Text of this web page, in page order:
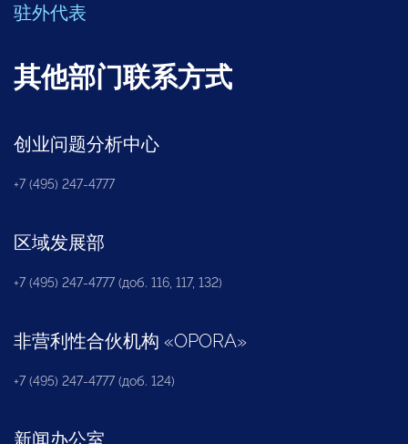
驻外代表
其他部门联系方式
创业问题分析中心
+7 (495) 247-4777
区域发展部
+7 (495) 247-4777 (доб. 116, 117, 132)
非营利性合伙机构 «OPORA»
+7 (495) 247-4777 (доб. 124)